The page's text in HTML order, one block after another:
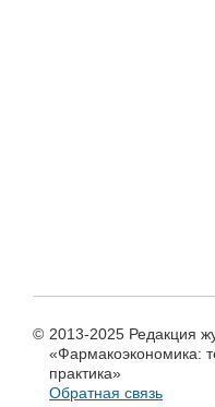
© 2013-2025 Редакция
«Фармакоэкономика:
практика»
Обратная связь